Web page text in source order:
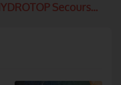
Secours...